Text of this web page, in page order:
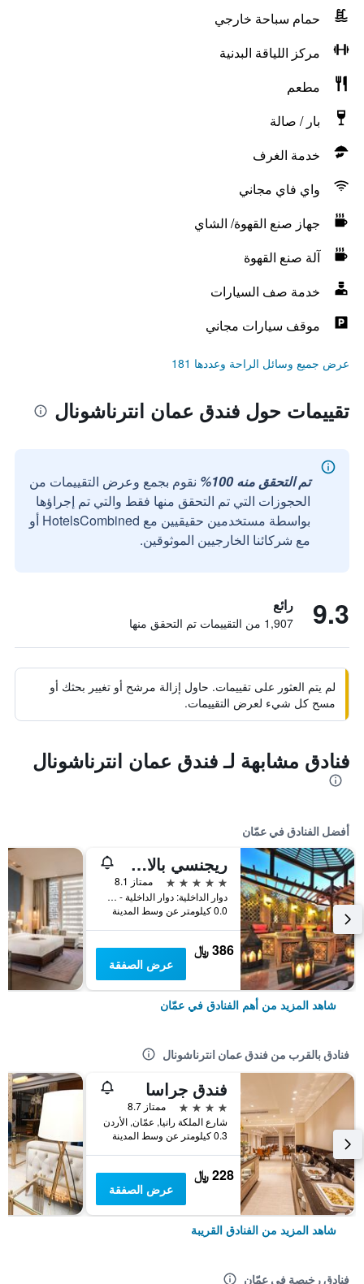
حمام سباحة خارجي
مركز اللياقة البدنية
مطعم
بار / صالة
خدمة الغرف
واي فاي مجاني
جهاز صنع القهوة/ الشاي
آلة صنع القهوة
خدمة صف السيارات
موقف سيارات مجاني
عرض جميع وسائل الراحة وعددها 181
تقييمات حول فندق عمان انترناشونال
تم التحقق منه 100%
نقوم بجمع وعرض التقييمات من
الحجوزات التي تم التحقق منها فقط والتي تم إجراؤها
بواسطة مستخدمين حقيقيين مع HotelsCombined أو
مع شركائنا الخارجيين الموثوقين.
9.3 رائع
1,907 من التقييمات تم التحقق منها
لم يتم العثور على تقييمات. حاول إزالة مرشح أو تغيير بحثك أو
مسح كل شيء لعرض التقييمات.
فنادق مشابهة لـ فندق عمان انترناشونال
أفضل الفنادق في عمّان
ريجنسي بالاس عمان
5 نجوم
ممتاز 8.1
دوار الداخلية: دوار الداخلية - شارع الملكة علياء باتجاه دوار المدينة الرياضي, عمّان, الأردن
0.0 كيلومتر عن وسط المدينة
386 ﷼
عرض الصفقة
شاهد المزيد من أهم الفنادق في عمّان
فنادق بالقرب من فندق عمان انترناشونال
فندق جراسا
4 نجوم
ممتاز 8.7
شارع الملكة رانيا, عمّان, الأردن
0.3 كيلومتر عن وسط المدينة
228 ﷼
عرض الصفقة
شاهد المزيد من الفنادق القريبة
فنادق رخيصة في عمّان